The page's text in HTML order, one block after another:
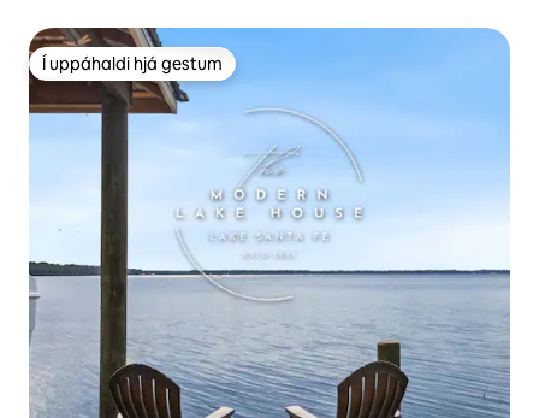
Í uppáhaldi hjá gestum
Í uppáhaldi hjá gestum